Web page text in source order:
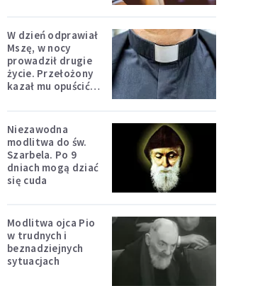
W dzień odprawiał
Mszę, w nocy
prowadził drugie
życie. Przełożony
kazał mu opuścić
Niezawodna
modlitwa do św.
Szarbela. Po 9
dniach mogą dziać
się cuda
Modlitwa ojca Pio
w trudnych i
beznadziejnych
sytuacjach